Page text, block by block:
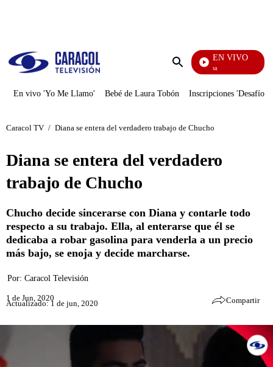
Enviar
EN VIVO
Ciudad Lejana
En vivo 'Yo Me Llamo' Bebé de Laura Tobón Inscripciones 'Desafío'
Caracol TV / Diana se entera del verdadero trabajo de Chucho
Diana se entera del verdadero
trabajo de Chucho
Chucho decide sincerarse con Diana y contarle todo
respecto a su trabajo. Ella, al enterarse que él se
dedicaba a robar gasolina para venderla a un precio
más bajo, se enoja y decide marcharse.
Por: Caracol Televisión
1 de Jun, 2020
Actualizado: 1 de jun, 2020 Compartir